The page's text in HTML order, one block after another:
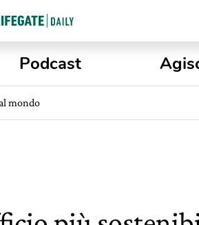
Podcast
mondo